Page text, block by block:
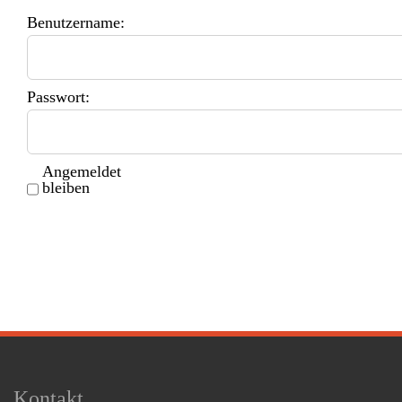
Benutzername:
Passwort:
Angemeldet
bleiben